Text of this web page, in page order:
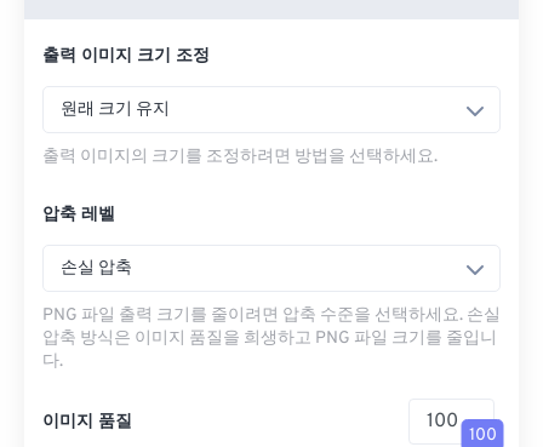
출력 이미지 크기 조정
원래 크기 유지
출력 이미지의 크기를 조정하려면 방법을 선택하세요.
압축 레벨
손실 압축
PNG 파일 출력 크기를 줄이려면 압축 수준을 선택하세요. 손실
압축 방식은 이미지 품질을 희생하고 PNG 파일 크기를 줄입니
다.
이미지 품질
100